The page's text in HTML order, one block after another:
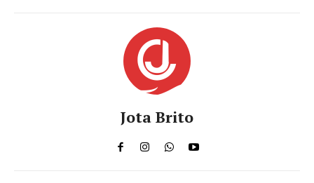
Jota Brito